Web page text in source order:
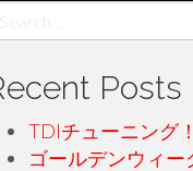
Posts
TDIチューニング
ゴールデンウィー